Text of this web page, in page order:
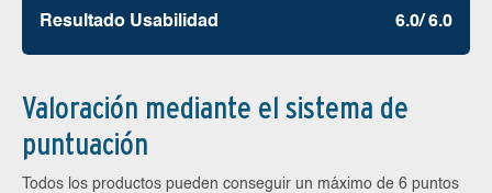
Resultado Usabilidad 6.0/ 6.0
Valoración mediante el sistema de
puntuación
Todos los productos pueden conseguir un máximo de 6 puntos